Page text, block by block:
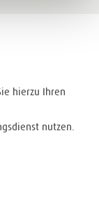
hierzu Ihren
nutzen.